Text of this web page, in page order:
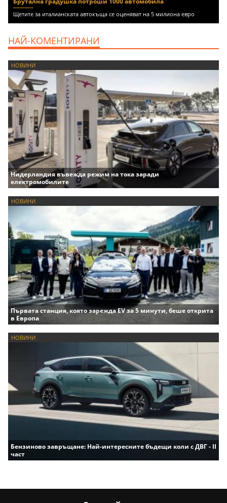
Щетите за италианската автокъща се оценяват на 5 милиона евро
НАЙ-КОМЕНТИРАНИ
НОВИНИ
Нидерландия въвежда режим на тока заради
електромобилите
НОВИНИ
Първата станция, която зарежда EV за 5 минути, беше открита
в Европа
НОВИНИ
Бензиново завръщане: Най-интересните бъдещи коли с ДВГ - II
част